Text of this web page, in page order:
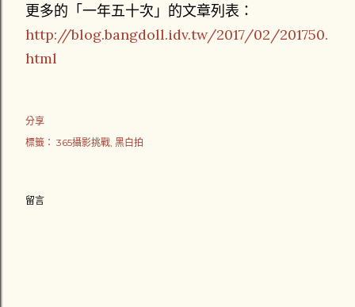
更多的「一年五十次」的文章列表：
http://blog.bangdoll.idv.tw/2017/02/201750.
html
分享
標籤： 365攝影挑戰 黑白拍
留言